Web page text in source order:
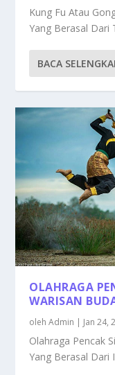
Kung Fu Atau
Yang Berasal Dari
BACA
OLAHRAGA
WARISAN
olehAdmin | Jan 24,
Olahraga Pencak
Yang Berasal Dari